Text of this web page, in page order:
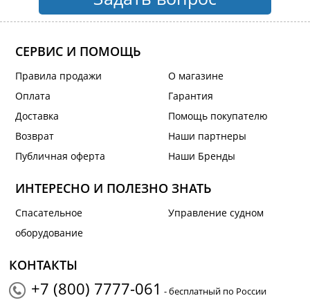
СЕРВИС И ПОМОЩЬ
Правила продажи
Оплата
Доставка
Возврат
Публичная оферта
О магазине
Гарантия
Помощь покупателю
Наши партнеры
Наши Бренды
ИНТЕРЕСНО И ПОЛЕЗНО ЗНАТЬ
Спасательное
оборудование
Управление судном
КОНТАКТЫ
+7 (800) 7777-061 - бесплатный по России